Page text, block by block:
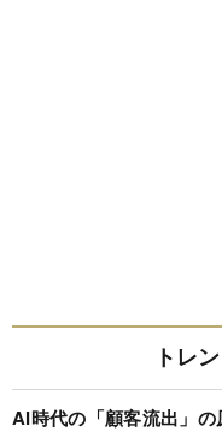
トレ
AI時代の「顧客流出」の